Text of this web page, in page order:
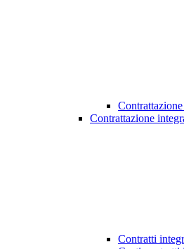
Contrattazione
Contratti